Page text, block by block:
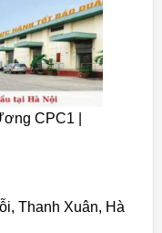
CPC1 |
Thanh Xuân, Hà